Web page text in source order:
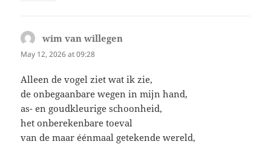
wim van willegen
May 12, 2026 at 09:28
Alleen de vogel ziet wat ik zie,
de onbegaanbare wegen in mijn hand,
as- en goudkleurige schoonheid,
het onberekenbare toeval
van de maar éénmaal getekende wereld,